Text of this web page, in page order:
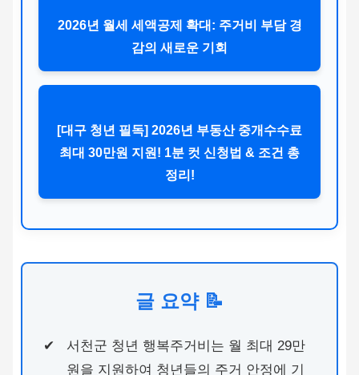
2026년 월세 세액공제 확대: 주거비 부담 경
감의 새로운 기회
[대구 청년 필독] 2026년 부동산 중개수수료
최대 30만원 지원! 1분 컷 신청법 & 조건 총
정리!
글 요약 📝
서천군 청년 행복주거비는 월 최대 29만
원을 지원하여 청년들의 주거 안정에 기